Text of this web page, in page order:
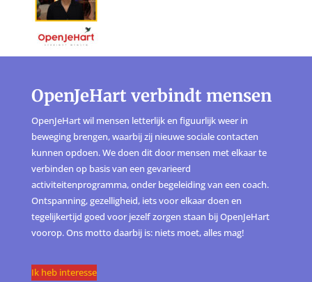
OpenJeHart verbindt mensen
OpenJeHart wil mensen letterlijk en figuurlijk weer in
beweging brengen, waarbij zij nieuwe sociale contacten
kunnen opdoen. We doen dit door mensen met elkaar te
verbinden op basis van een gevarieerd
activiteitenprogramma, onder begeleiding van een coach.
Ontspanning, gezelligheid, iets voor elkaar doen en
tegelijkertijd goed voor jezelf zorgen staan bij OpenJeHart
voorop. Ons motto daarbij is: niets moet, alles mag!
Ik heb interesse